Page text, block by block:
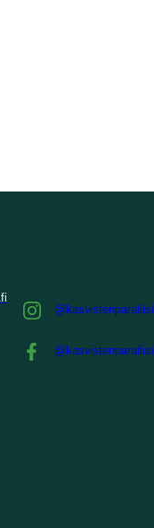
@kasvistenparatiisi
@kasvistenparatiisi